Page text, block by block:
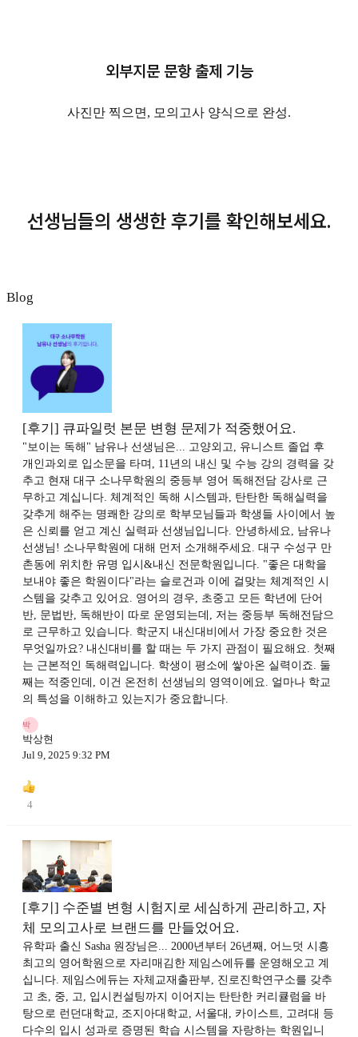
외부지문문항 출제 기능
사진만 찍으면, 모의고사 양식으로 완성.
선생님들의 생생한 후기를 확인해보세요.
Blog
[후기] 큐파일럿 본문 변형 문제가 적중했어요.
"보이는 독해" 남유나 선생님은... 고양외고, 유니스트 졸업 후
개인과외로 입소문을 타며, 11년의 내신 및 수능 강의 경력을 갖
추고 현재 대구 소나무학원의 중등부 영어 독해전담 강사로 근
무하고 계십니다. 체계적인 독해 시스템과, 탄탄한 독해실력을
갖추게 해주는 명쾌한 강의로 학부모님들과 학생들 사이에서 높
은 신뢰를 얻고 계신 실력파 선생님입니다. 안녕하세요, 남유나
선생님! 소나무학원에 대해 먼저 소개해주세요. 대구 수성구 만
촌동에 위치한 유명 입시&내신 전문학원입니다. "좋은 대학을
보내야 좋은 학원이다"라는 슬로건과 이에 걸맞는 체계적인 시
스템을 갖추고 있어요. 영어의 경우, 초중고 모든 학년에 단어
반, 문법반, 독해반이 따로 운영되는데, 저는 중등부 독해전담으
로 근무하고 있습니다. 학군지 내신대비에서 가장 중요한 것은
무엇일까요? 내신대비를 할 때는 두 가지 관점이 필요해요. 첫째
는 근본적인 독해력입니다. 학생이 평소에 쌓아온 실력이죠. 둘
째는 적중인데, 이건 온전히 선생님의 영역이에요. 얼마나 학교
의 특성을 이해하고 있는지가 중요합니다.
박
박상현
Jul 9, 2025 9:32 PM
4
[후기] 수준별 변형 시험지로 세심하게 관리하고, 자
체 모의고사로 브랜드를 만들었어요.
유학파 출신 Sasha 원장님은... 2000년부터 26년째, 어느덧 시흥
최고의 영어학원으로 자리매김한 제임스에듀를 운영해오고 계
십니다. 제임스에듀는 자체교재출판부, 진로진학연구소를 갖추
고 초, 중, 고, 입시컨설팅까지 이어지는 탄탄한 커리큘럼을 바
탕으로 런던대학교, 조지아대학교, 서울대, 카이스트, 고려대 등
다수의 입시 성과로 증명된 학습 시스템을 자랑하는 학원입니